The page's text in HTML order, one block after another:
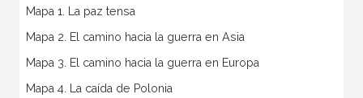
Mapa 1. La paz tensa
Mapa 2. El camino hacia la guerra en Asia
Mapa 3. El camino hacia la guerra en Europa
Mapa 4. La caída de Polonia